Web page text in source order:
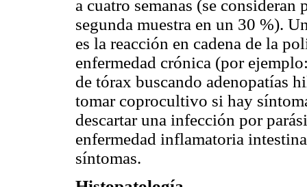
a cuatro semanas (se
segunda muestra en un 30 %).
es la reacción en cadena de la
enfermedad crónica (por
de tórax buscando adenopatías
tomar coprocultivo si hay
descartar una infección por
enfermedad inflamatoria
síntomas.